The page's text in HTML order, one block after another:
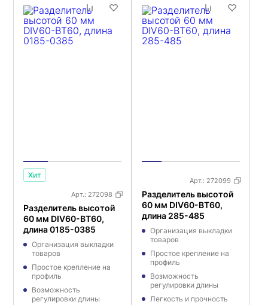
Хит
Арт.: 272098
Разделитель высотой
60 мм DIV60-BT60,
длина 0185-0385
Организация выкладки
товаров
Простое крепление на
профиль
Возможность
регулировки длины
Арт.: 272099
Разделитель высотой
60 мм DIV60-BT60,
длина 285-485
Организация выкладки
товаров
Простое крепление на
профиль
Возможность
регулировки длины
Легкость и прочность